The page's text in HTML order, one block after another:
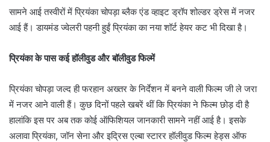
सामने आई तस्वीरों में प्रियंका चोपड़ा ब्लैक एंड व्हाइट ड्रॉप शोल्डर ड्रेस में नजर
आई हैं। डायमंड ज्वेलरी पहनी हुईं प्रियंका का नया शॉर्ट हेयर कट भी दिखा है।
प्रियंका के पास कई हॉलीवुड और बॉलीवुड फिल्में
प्रियंका चोपड़ा जल्द ही फरहान अख्तर के निर्देशन में बनने वाली फिल्म जी ले जरा
में नजर आने वाली हैं। कुछ दिनों पहले खबरें थीं कि प्रियंका ने फिल्म छोड़ दी है
हालांकि इस पर अब तक कोई ऑफिशियल जानकारी सामने नहीं आई है। इसके
अलावा प्रियंका, जॉन सेना और इद्रिस एल्बा स्टारर हॉलीवुड फिल्म हेड्स ऑफ